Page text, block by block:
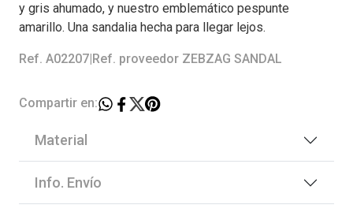
y gris ahumado, y nuestro emblemático pespunte
amarillo. Una sandalia hecha para llegar lejos.
Ref. A02207 Ref. proveedor ZEBZAG SANDAL
Compartir en:
Material
Info. Envío